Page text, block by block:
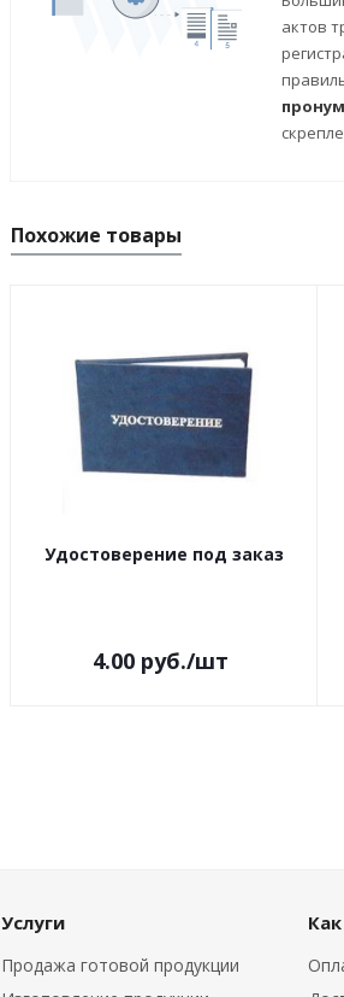
актов
Похожие товары
Удостоверение под заказ
4.00руб./шт
Услуги
Продажа готовой продукции